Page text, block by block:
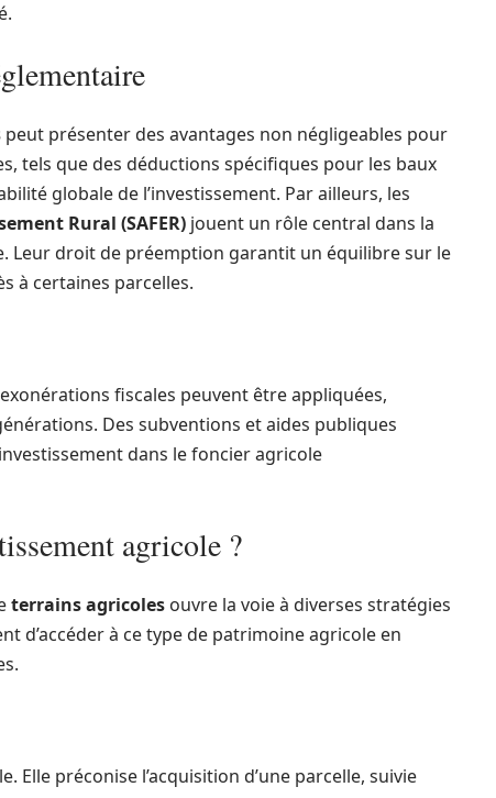
peut présenter des avantages non négligeables pour
tels que des déductions spécifiques pour les baux
globale de l’investissement. Par ailleurs, les
Rural (SAFER) jouent un rôle central dans la
Leur droit de préemption garantit un équilibre sur le
à certaines parcelles.
fiscales peuvent être appliquées,
Des subventions et aides publiques
dans le foncier agricole
agricole ?
terrains agricoles ouvre la voie à diverses stratégies
d’accéder à ce type de patrimoine agricole en
Elle préconise l’acquisition d’une parcelle, suivie